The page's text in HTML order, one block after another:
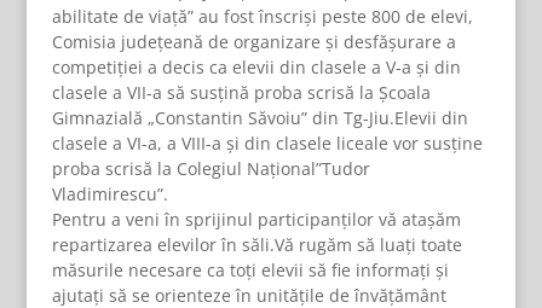
abilitate de viaţă” au fost înscrişi peste 800 de elevi,
Comisia judeţeană de organizare şi desfăşurare a
competiţiei a decis ca elevii din clasele a V-a şi din
clasele a VII-a să susţină proba scrisă la Şcoala
Gimnazială „Constantin Săvoiu” din Tg-Jiu.Elevii din
clasele a VI-a, a VIII-a şi din clasele liceale vor susţine
proba scrisă la Colegiul Naţional”Tudor
Vladimirescu”.
Pentru a veni în sprijinul participanţilor vă ataşăm
repartizarea elevilor în săli.Vă rugăm să luaţi toate
măsurile necesare ca toţi elevii să fie informaţi şi
ajutaţi să se orienteze în unităţile de învăţământ